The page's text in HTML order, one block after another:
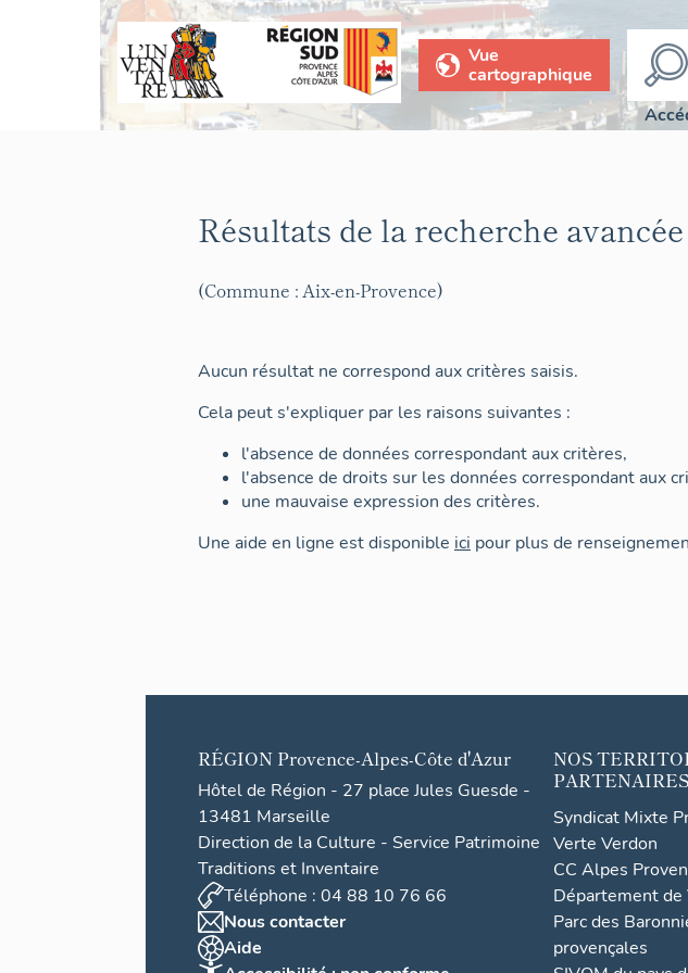
Vue
cartographique
Résultats de la recherche avancée
(Commune : Aix-en-Provence)
Aucun résultat ne correspond aux critères saisis.
Cela peut s'expliquer par les raisons suivantes :
l'absence de données correspondant aux critères,
l'absence de droits sur les données correspondant aux
une mauvaise expression des critères.
Une aide en ligne est disponible ici pour plus de
RÉGION Provence-Alpes-Côte d'Azur
Hôtel de Région - 27 place Jules Guesde -
13481 Marseille
Direction de la Culture - Service Patrimoine
Traditions et Inventaire
Téléphone : 04 88 10 76 66
Nous contacter
Aide
NOS
PARTENAIRES
Syndicat Mixte
Verte Verdon
CC Alpes
Département de
Parc des
provençales